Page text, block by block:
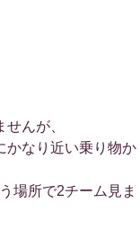
んが、
かなり近い乗り物か
場所で2チーム見ま